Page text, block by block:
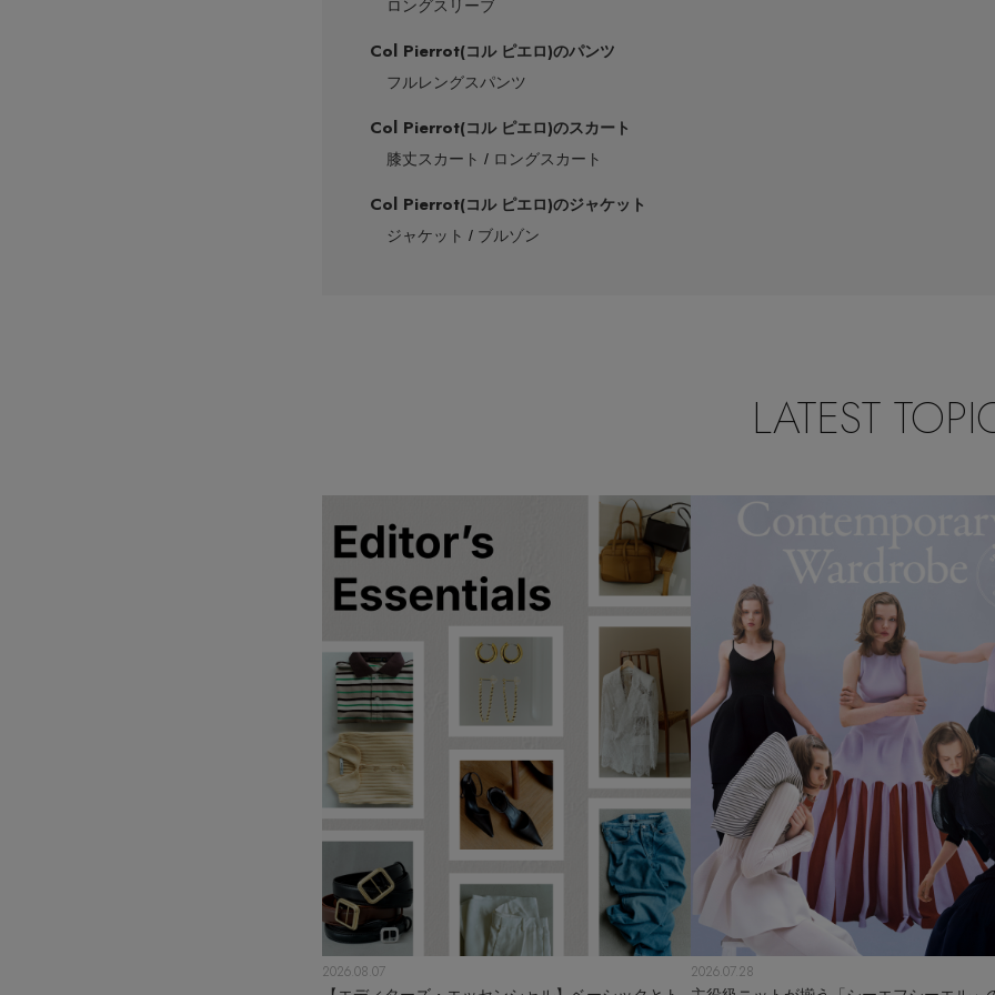
ロングスリーブ
Col Pierrot(コル ピエロ)のパンツ
フルレングスパンツ
Col Pierrot(コル ピエロ)のスカート
膝丈スカート ロングスカート
Col Pierrot(コル ピエロ)のジャケット
ジャケット ブルゾン
LATEST
2026.08.07 2026.07.28